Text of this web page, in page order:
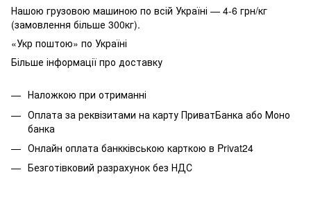
Нашою грузовою машиною по всій Україні — 4-6 грн/кг
(замовлення більше 300кг).
«Укр поштою» по Україні
Більше інформації про доставку
Наложкою при отриманні
Оплата за реквізитами на карту ПриватБанка або Моно
банка
Онлайн оплата банкківською карткою в Privat24
Безготівковий разрахунок без НДС